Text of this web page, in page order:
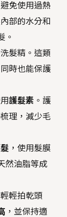
避免使用過熱
部的水分和
。
髮精。這類
時也能保護
護髮素 。護
理，減少毛
，使用髮膜
然油脂等成
輕拍乾頭
，並保持適